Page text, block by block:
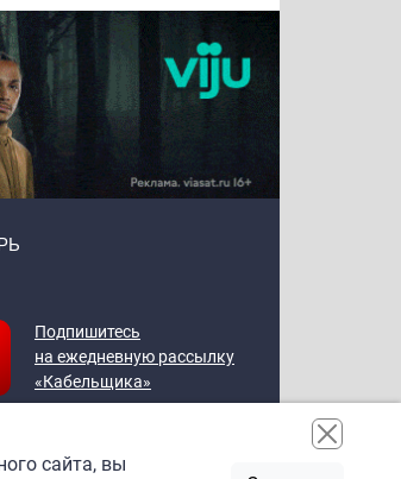
Подпишитесь
на ежедневную рассылку
«Кабельщика»
сайта, вы